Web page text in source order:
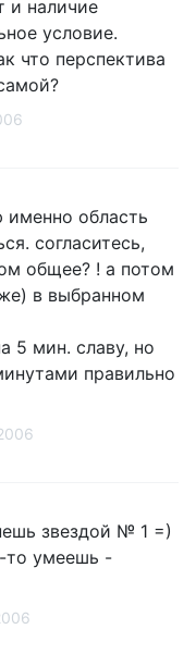
и наличие
условие.
что перспектива
именно область
согласитесь,
общее? ! а потом
в выбранном
5 мин. славу, но
правильно
звездой № 1 =)
то умеешь -